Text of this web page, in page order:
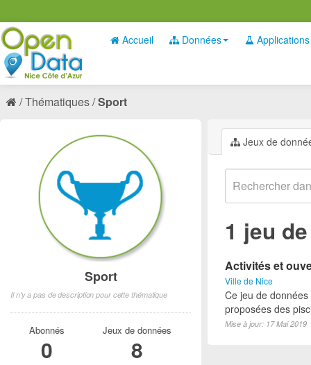
Accueil Données Applications
Thématiques Sport
Jeux de
1 jeu
Activités et
Ville de Nice
Ce jeu de
proposées des
Mise à jour: 17 Mai 2019
Sport
Il n'y a pas de description pour cette thématique
Abonnés
0
Jeux de données
8